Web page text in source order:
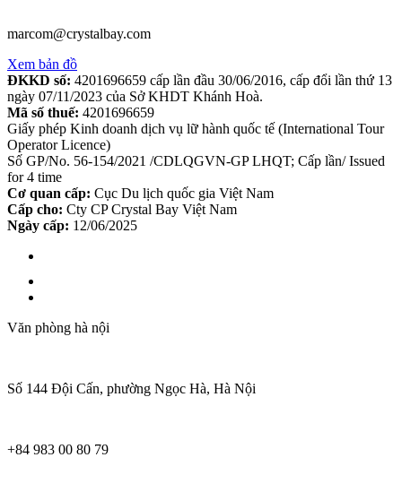
marcom@crystalbay.com
Xem bản đồ
ĐKKD số: 4201696659 cấp lần đầu 30/06/2016, cấp đổi lần thứ 13
ngày 07/11/2023 của Sở KHDT Khánh Hoà.
Mã số thuế: 4201696659
Giấy phép Kinh doanh dịch vụ lữ hành quốc tế (International Tour
Operator Licence)
Số GP/No. 56-154/2021 /CDLQGVN-GP LHQT; Cấp lần/ Issued
for 4 time
Cơ quan cấp: Cục Du lịch quốc gia Việt Nam
Cấp cho: Cty CP Crystal Bay Việt Nam
Ngày cấp: 12/06/2025
Văn phòng hà nội
Số 144 Đội Cấn, phường Ngọc Hà, Hà Nội
+84 983 00 80 79